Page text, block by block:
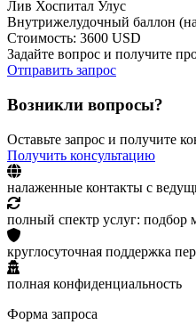
Лив Хоспитал Улус
Внутрижелудочный баллон
Стоимость: 3600 USD
Задайте вопрос и получите
Отправить запрос
Возникли вопросы?
Оставьте запрос и получите
Получить консультацию
налаженные контакты с
полный спектр услуг: подбор
круглосуточная поддержка
полная конфиденциальность
Форма запроса